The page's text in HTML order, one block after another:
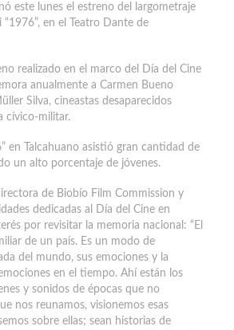
este lunes el estreno del largometraje
en el Teatro Dante de
realizado en el marco del Día del Cine
anualmente a Carmen Bueno
Silva, cineastas desaparecidos
cívico-militar.
en Talcahuano asistió gran cantidad de
un alto porcentaje de jóvenes.
de Biobío Film Commission y
dedicadas al Día del Cine en
por revisitar la memoria nacional: “El
de un país. Es un modo de
del mundo, sus emociones y la
en el tiempo. Ahí están los
y sonidos de épocas que no
nos reunamos, visionemos esas
sobre ellas; sean historias de